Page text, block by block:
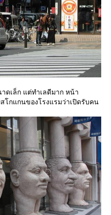
ดเล็ก แต่ทำเลดีมาก หน้า
กแกนของโรงแรมว่าเปิดรับคน